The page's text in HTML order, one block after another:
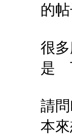
的
很
是
請
本